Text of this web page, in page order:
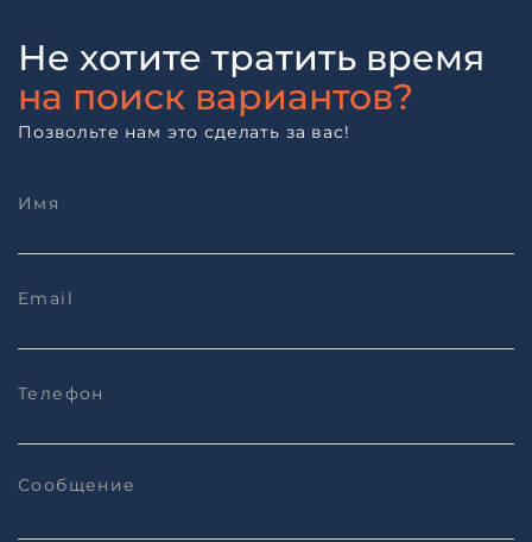
Не хотите тратить время
на поиск вариантов?
Позвольте нам это сделать за вас!